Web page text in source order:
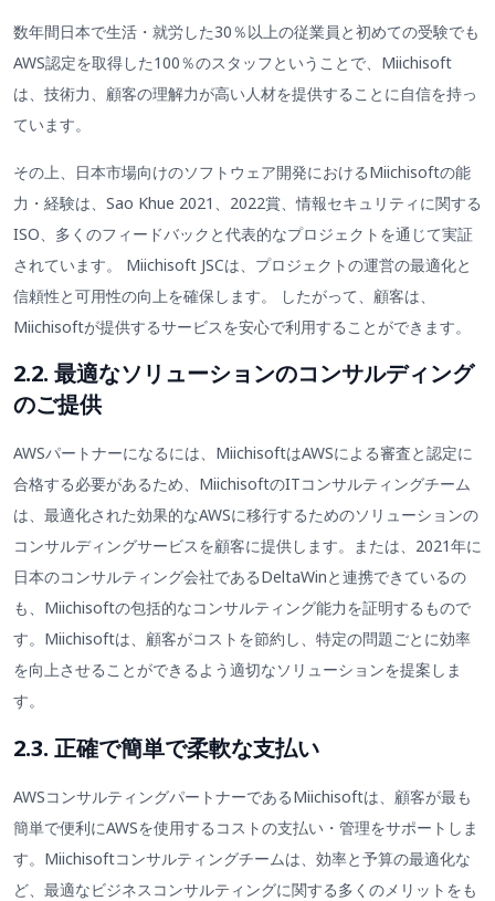
数年間日本で生活・就労した30％以上の従業員と初めての受験でも
AWS認定を取得した100％のスタッフということで、Miichisoft
は、技術力、顧客の理解力が高い人材を提供することに自信を持っ
ています。
その上、日本市場向けのソフトウェア開発におけるMiichisoftの能
力・経験は、Sao Khue 2021、2022賞、情報セキュリティに関する
ISO、多くのフィードバックと代表的なプロジェクトを通じて実証
されています。 Miichisoft JSCは、プロジェクトの運営の最適化と
信頼性と可用性の向上を確保します。 したがって、顧客は、
Miichisoftが提供するサービスを安心で利用することができます。
2.2. 最適なソリューションのコンサルディング
のご提供
AWSパートナーになるには、MiichisoftはAWSによる審査と認定に
合格する必要があるため、MiichisoftのITコンサルティングチーム
は、最適化された効果的なAWSに移行するためのソリューションの
コンサルディングサービスを顧客に提供します。または、2021年に
日本のコンサルティング会社であるDeltaWinと連携できているの
も、Miichisoftの包括的なコンサルティング能力を証明するもので
す。Miichisoftは、顧客がコストを節約し、特定の問題ごとに効率
を向上させることができるよう適切なソリューションを提案しま
す。
2.3. 正確で簡単で柔軟な支払い
AWSコンサルティングパートナーであるMiichisoftは、顧客が最も
簡単で便利にAWSを使用するコストの支払い・管理をサポートしま
す。Miichisoftコンサルティングチームは、効率と予算の最適化な
ど、最適なビジネスコンサルティングに関する多くのメリットをも